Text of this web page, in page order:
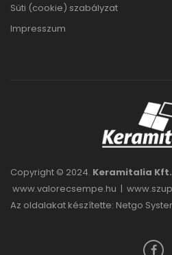
Süti (cookie) szabályzat
Impresszum
Copyright © 2024. Keramitalia Kft.
www.valorecsempe.hu |
Az oldalakat készítette: Netgo